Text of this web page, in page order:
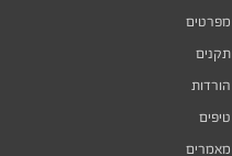
מפרטים
תקנים
הורדות
טיפים
מאמרים